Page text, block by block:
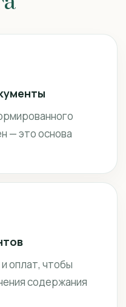
— это основа
оплат, чтобы
содержания